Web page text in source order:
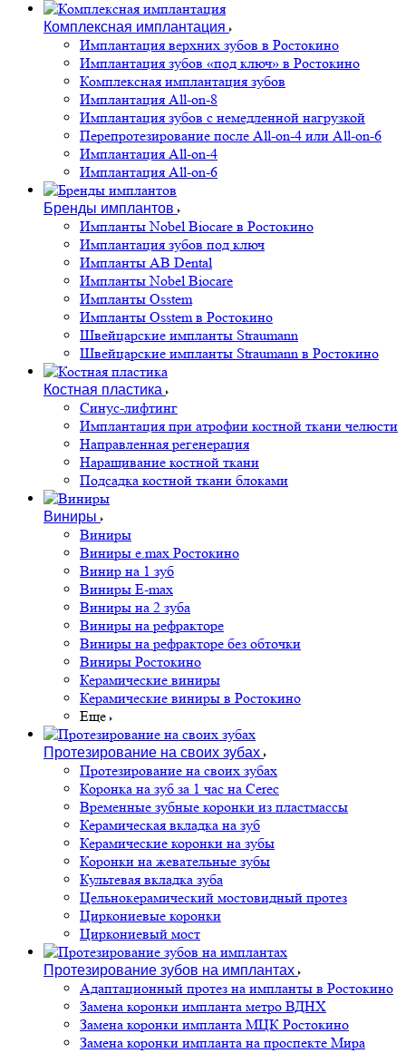
Комплексная имплантация
Имплантация верхних зубов в Ростокино
Имплантация зубов «под ключ» в Ростокино
Комплексная имплантация зубов
Имплантация All-on-8
Имплантация зубов с немедленной нагрузкой
Перепротезирование после All-on-4 или All-on-6
Имплантация All-on-4
Имплантация All-on-6
Бренды имплантов
Импланты Nobel Biocare в Ростокино
Имплантация зубов под ключ
Импланты AB Dental
Импланты Nobel Biocare
Импланты Osstem
Импланты Osstem в Ростокино
Швейцарские импланты Straumann
Швейцарские импланты Straumann в Ростокино
Костная пластика
Cинус-лифтинг
Имплантация при атрофии костной ткани челюсти
Направленная регенерация
Наращивание костной ткани
Подсадка костной ткани блоками
Виниры
Виниры
Виниры e.max Ростокино
Винир на 1 зуб
Виниры E-max
Виниры на 2 зуба
Виниры на рефракторе
Виниры на рефракторе без обточки
Виниры Ростокино
Керамические виниры
Керамические виниры в Ростокино
Еще
Протезирование на своих зубах
Протезирование на своих зубах
Коронка на зуб за 1 час на Cerec
Временные зубные коронки из пластмассы
Керамическая вкладка на зуб
Керамические коронки на зубы
Коронки на жевательные зубы
Культевая вкладка зуба
Цельнокерамический мостовидный протез
Циркониевые коронки
Циркониевый мост
Протезирование зубов на имплантах
Адаптационный протез на импланты в Ростокино
Замена коронки импланта метро ВДНХ
Замена коронки импланта МЦК Ростокино
Замена коронки импланта на проспекте Мира